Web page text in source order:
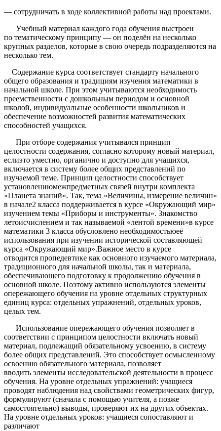
— сотрудничать в ходе коллективной работы над проектами.
Учебный материал каждого года обучения выстроен
по тематическому принципу — он поделён на несколько
крупных разделов, которые в свою очередь подразделяются на
несколько тем.
Содержание курса соответствует стандарту начального
общего образования и традициям изучения математики в
начальной школе. При этом учитываются необходимость
преемственности с дошкольным периодом и основной
школой, индивидуальные особенности школьников и
обеспечение возможностей развития математических
способностей учащихся.
При отборе содержания учитывался принцип
целостности содержания, согласно которому новый материал,
еслиэто уместно, органично и доступно для учащихся,
включается в систему более общих представлений по
изучаемой теме. Принцип целостности способствует
установлениюмежпредметных связей внутри комплекта
«Планета знаний». Так, тема «Величины, измерение величин»
в начале2 класса поддерживается в курсе «Окружающий мир»
изучением темы «Приборы и инструменты». Знакомство
летоисчислением и так называемой «лентой времени»в курсе
математики 3 класса обусловлено необходимостьюеё
использования при изучении исторической составляющей
курса «Окружающий мир».Важное место в курсе
отводится пропедевтике как основного изучаемого материала,
традиционного для начальной школы, так и материала,
обеспечивающего подготовку к продолжению обучения в
основной школе. Поэтому активно используются элементы
опережающего обучения на уровне отдельных структурных
единиц курса: отдельных упражнений, отдельных уроков,
целых тем.
Использование опережающего обучения позволяет в
соответствии с принципом целостности включать новый
материал, подлежащий обязательному усвоению, в систему
более общих представлений. Это способствует осмысленному
освоению обязательного материала, позволяет
вводить элементы исследовательской деятельности в процесс
обучения. На уровне отдельных упражнений: учащиеся
проводят наблюдения над свойствами геометрических фигур,
формулируют (сначала с помощью учителя, а позже
самостоятельно) выводы, проверяют их на других объектах.
На уровне отдельных уроков: учащиеся сопоставляют и
различают